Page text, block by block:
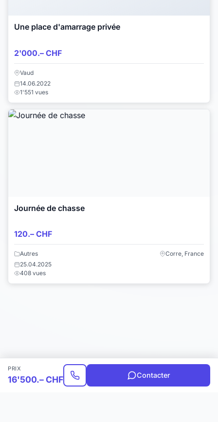
Une place d'amarrage privée
2'000.– CHF
Vaud
14.06.2022
1'551 vues
Journée de chasse
120.– CHF
Autres
Corre, France
25.04.2025
408 vues
PRIX
16'500.– CHF Contacter